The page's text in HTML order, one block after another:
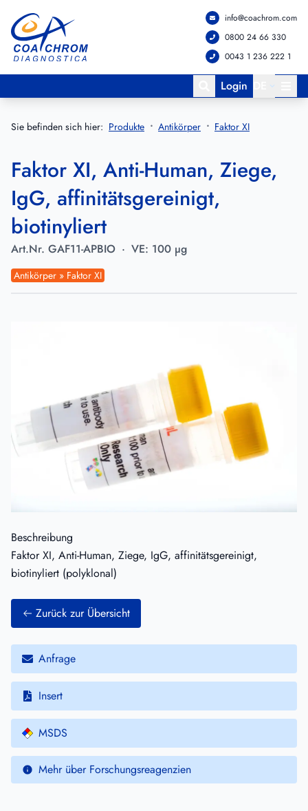
Zum Hauptmenü springen
Zum Hauptinhalt springen
info@coachrom.com
0800 24 66 330
0043 1 236 222 1
Login
Sie befinden sich hier: Produkte Antikörper Faktor XI
Faktor XI, Anti-Human, Ziege,
IgG, affinitätsgereinigt,
biotinyliert
Art.Nr. GAF11-APBIO · VE: 100 µg
Antikörper » Faktor XI
Beschreibung
Faktor XI, Anti-Human, Ziege, IgG, affinitätsgereinigt,
biotinyliert (polyklonal)
Zurück zur Übersicht
Anfrage
Insert
MSDS
Mehr über Forschungsreagenzien